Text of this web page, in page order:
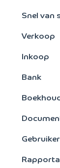
Snel van
Verkoop
Inkoop
Betalen
Bank
Vaste